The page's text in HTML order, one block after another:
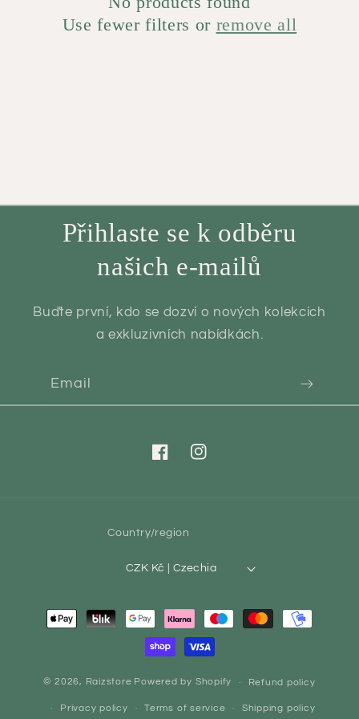
Use fewer filters or remove all
Přihlaste se k odběru
našich e-mailů
Buďte první, kdo se dozví o nových kolekcích
a exkluzivních nabídkách.
Email
FacebookInstagram
Country/region
CZK Kč | Czechia
Payment
methods
© 2026, Raizstore Powered by Shopify Refund policy
Privacy policy Terms of service Shipping policy